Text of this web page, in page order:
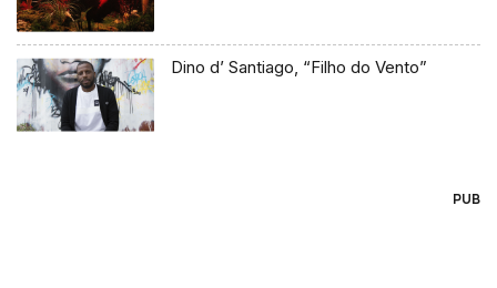
Dino d’ Santiago, “Filho do Vento”
PUB